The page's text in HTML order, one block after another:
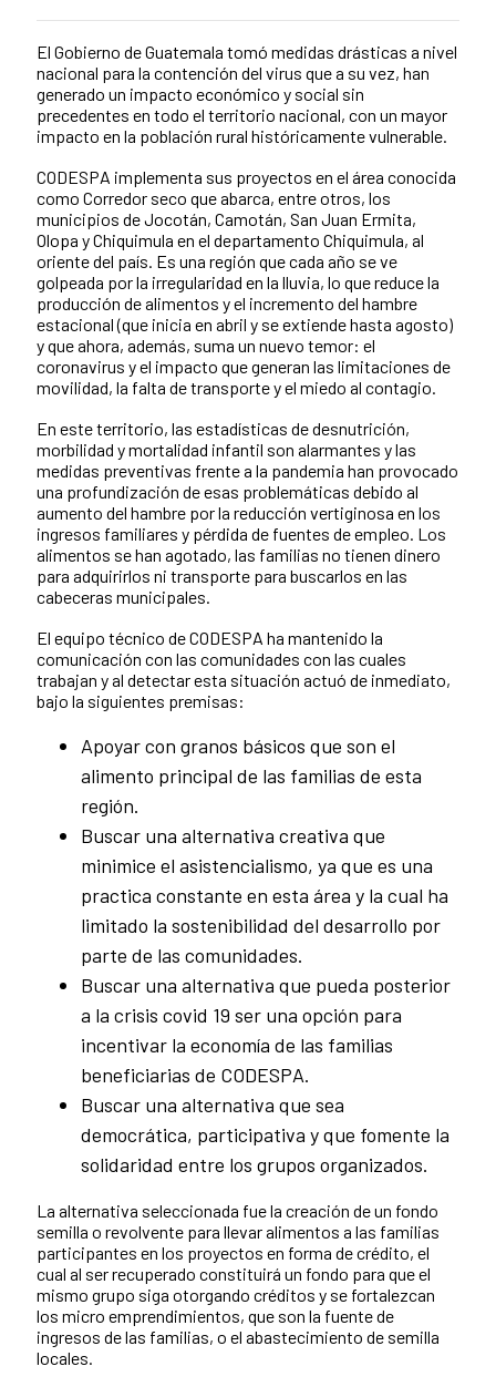
News content
El Gobierno de Guatemala tomó medidas drásticas a nivel
nacional para la contención del virus que a su vez, han
generado un impacto económico y social sin
precedentes en todo el territorio nacional, con un mayor
impacto en la población rural históricamente vulnerable.
CODESPA implementa sus proyectos en el área conocida
como Corredor seco que abarca, entre otros, los
municipios de Jocotán, Camotán, San Juan Ermita,
Olopa y Chiquimula en el departamento Chiquimula, al
oriente del país. Es una región que cada año se ve
golpeada por la irregularidad en la lluvia, lo que reduce la
producción de alimentos y el incremento del hambre
estacional (que inicia en abril y se extiende hasta agosto)
y que ahora, además, suma un nuevo temor: el
coronavirus y el impacto que generan las limitaciones de
movilidad, la falta de transporte y el miedo al contagio.
En este territorio, las estadísticas de desnutrición,
morbilidad y mortalidad infantil son alarmantes y las
medidas preventivas frente a la pandemia han provocado
una profundización de esas problemáticas debido al
aumento del hambre por la reducción vertiginosa en los
ingresos familiares y pérdida de fuentes de empleo. Los
alimentos se han agotado, las familias no tienen dinero
para adquirirlos ni transporte para buscarlos en las
cabeceras municipales.
El equipo técnico de CODESPA ha mantenido la
comunicación con las comunidades con las cuales
trabajan y al detectar esta situación actuó de inmediato,
bajo la siguientes premisas:
Apoyar con granos básicos que son el
alimento principal de las familias de esta
región.
Buscar una alternativa creativa que
minimice el asistencialismo, ya que es una
practica constante en esta área y la cual ha
limitado la sostenibilidad del desarrollo por
parte de las comunidades.
Buscar una alternativa que pueda posterior
a la crisis covid 19 ser una opción para
incentivar la economía de las familias
beneficiarias de CODESPA.
Buscar una alternativa que sea
democrática, participativa y que fomente la
solidaridad entre los grupos organizados.
La alternativa seleccionada fue la creación de un fondo
semilla o revolvente para llevar alimentos a las familias
participantes en los proyectos en forma de crédito, el
cual al ser recuperado constituirá un fondo para que el
mismo grupo siga otorgando créditos y se fortalezcan
los micro emprendimientos, que son la fuente de
ingresos de las familias, o el abastecimiento de semilla
locales.